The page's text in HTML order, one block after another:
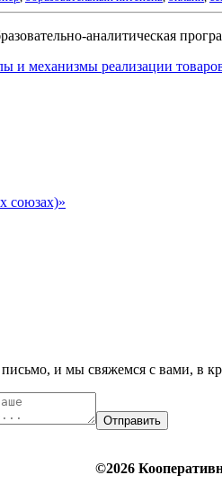
аналитическая
и механизмы реализации
союзах)»
и мы свяжемся с вами, в
Отправить
©2026